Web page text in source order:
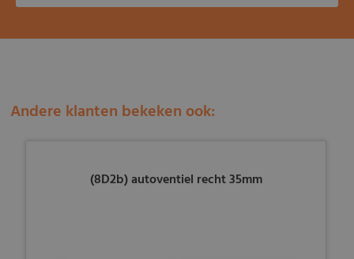
Andere klanten bekeken ook:
(8D2b) autoventiel recht 35mm